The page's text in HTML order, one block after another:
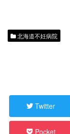
北海道不妊病院
Twitter
Pocket